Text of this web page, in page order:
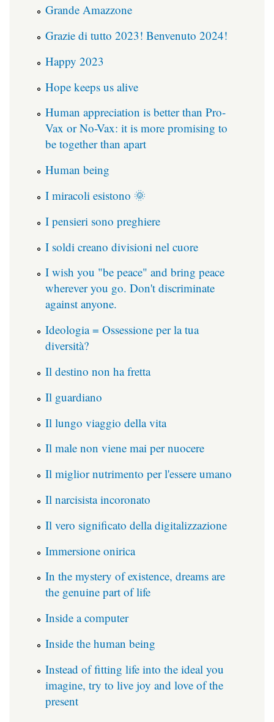
Grande Amazzone
Grazie di tutto 2023! Benvenuto 2024!
Happy 2023
Hope keeps us alive
Human appreciation is better than Pro-
Vax or No-Vax: it is more promising to
be together than apart
Human being
I miracoli esistono 🌞
I pensieri sono preghiere
I soldi creano divisioni nel cuore
I wish you "be peace" and bring peace
wherever you go. Don't discriminate
against anyone.
Ideologia = Ossessione per la tua
diversità?
Il destino non ha fretta
Il guardiano
Il lungo viaggio della vita
Il male non viene mai per nuocere
Il miglior nutrimento per l'essere umano
Il narcisista incoronato
Il vero significato della digitalizzazione
Immersione onirica
In the mystery of existence, dreams are
the genuine part of life
Inside a computer
Inside the human being
Instead of fitting life into the ideal you
imagine, try to live joy and love of the
present